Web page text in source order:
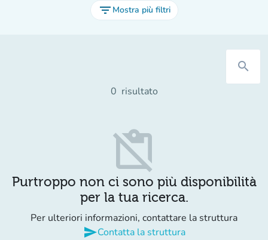
filter_list Mostra più filtri
search
0 risultato
content_paste_off
Purtroppo non ci sono più disponibilità
per la tua ricerca.
Per ulteriori informazioni, contattare la struttura
sendContatta la struttura